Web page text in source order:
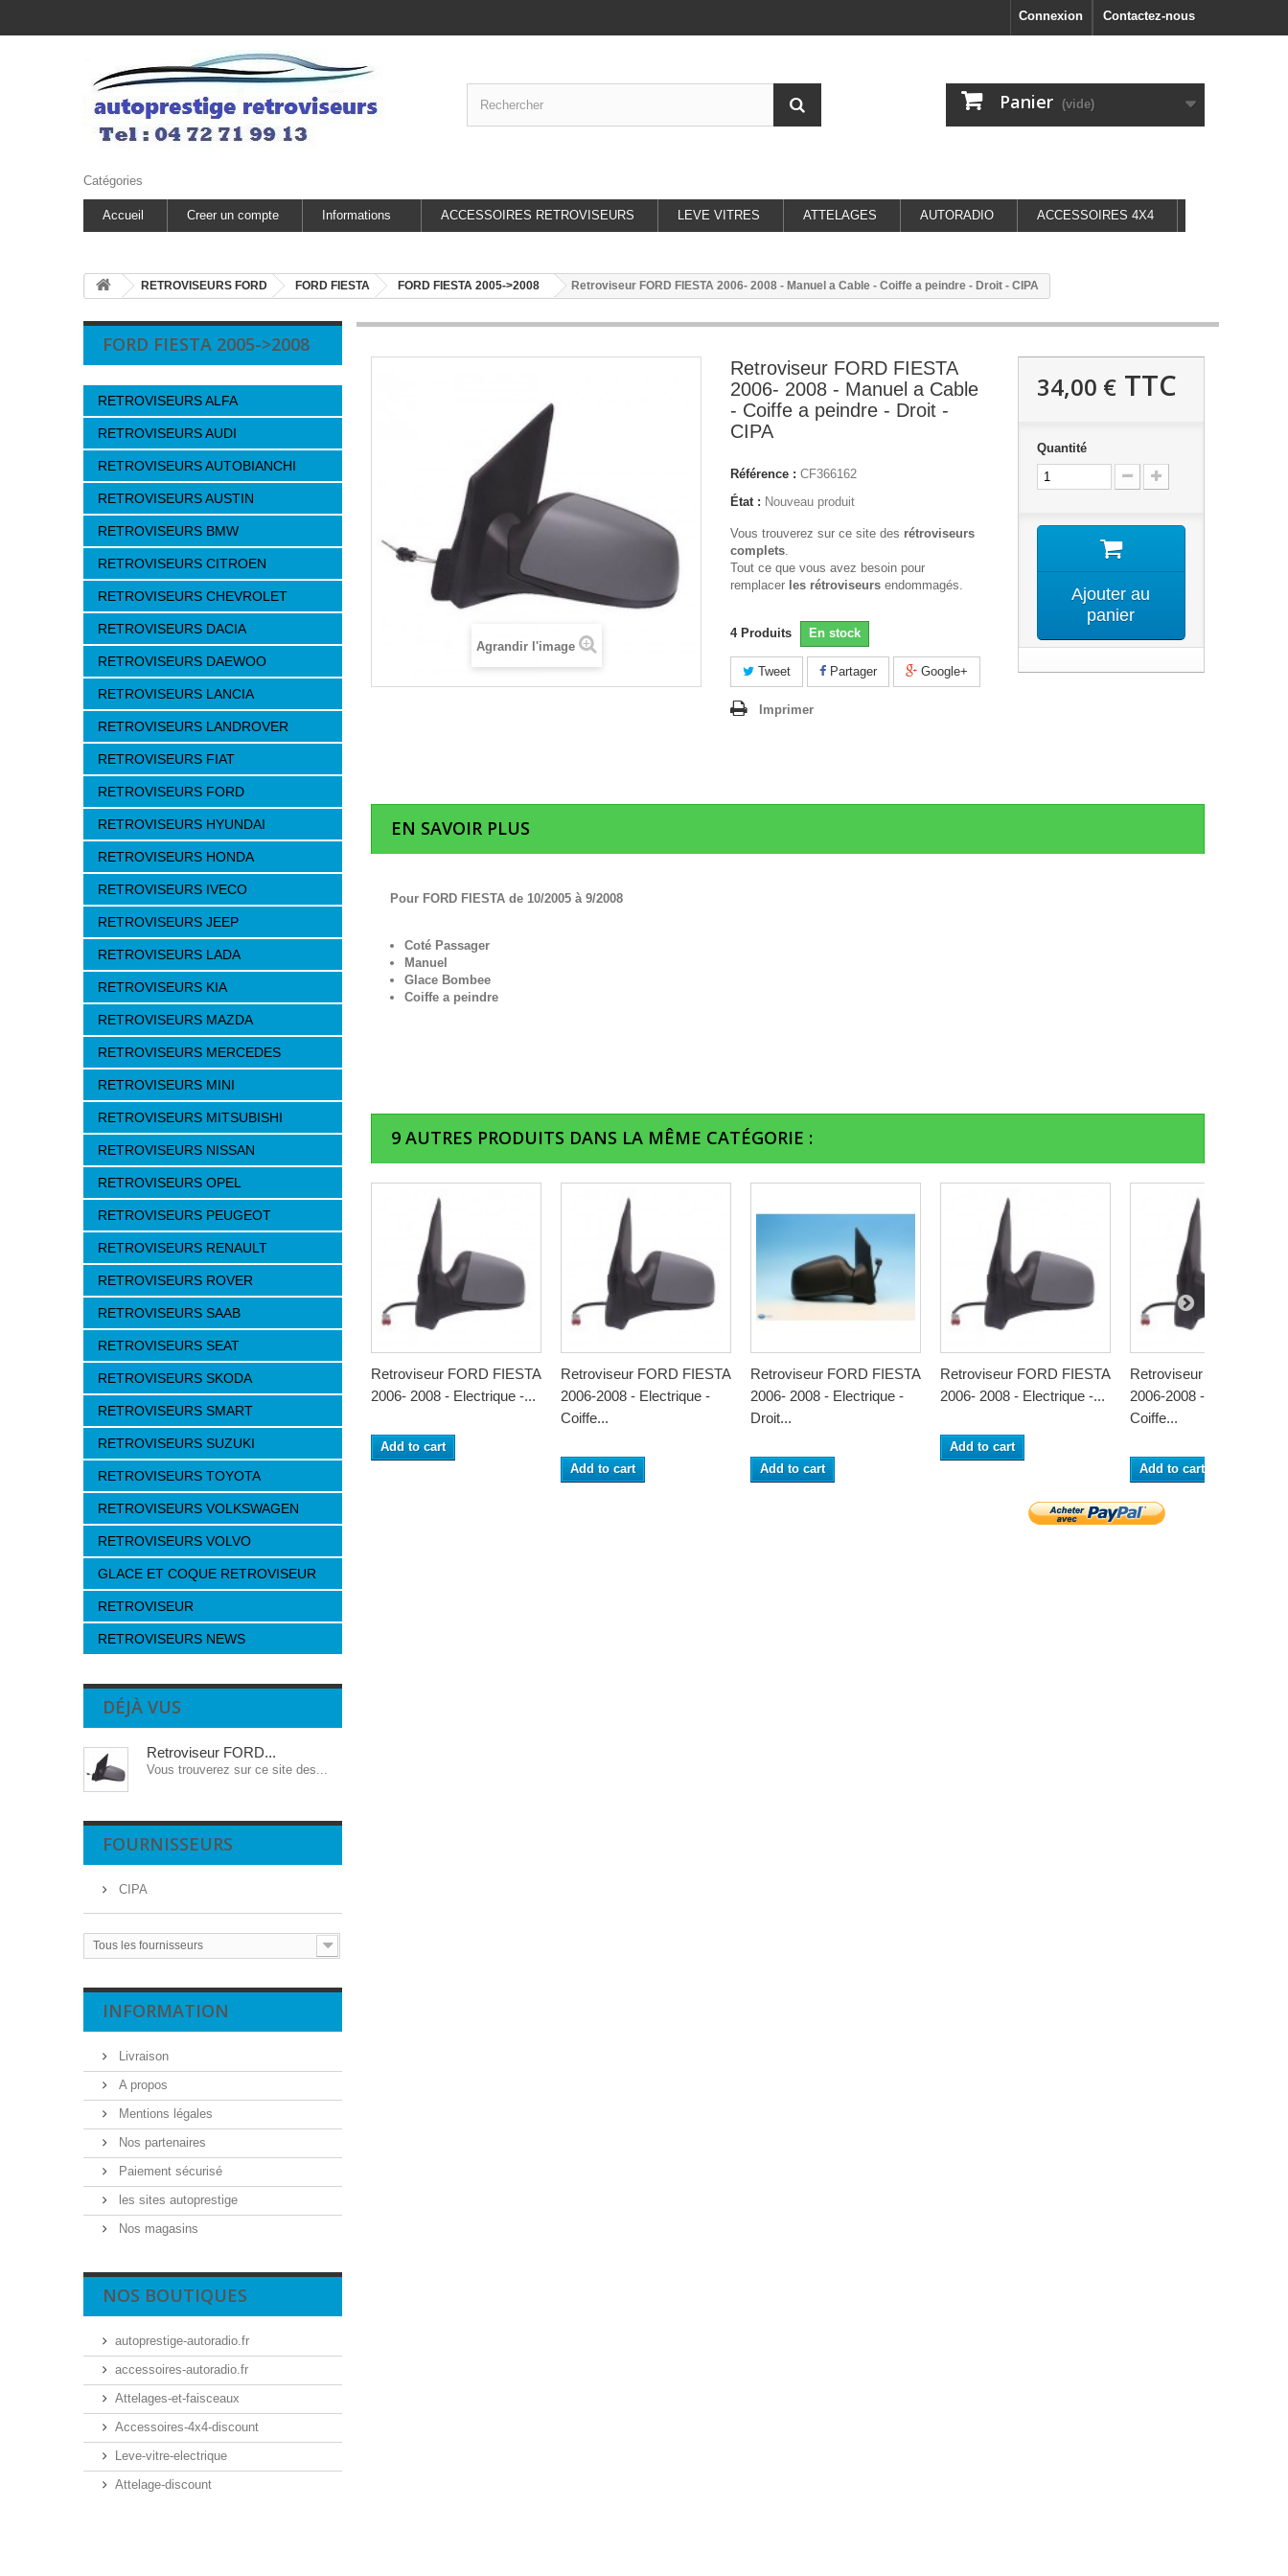
Contactez-nous
Connexion
Panier (vide)
Catégories
Accueil Creer un compte Informations ACCESSOIRES RETROVISEURS LEVE VITRES ATTELAGES AUTORADIO ACCESSOIRES 4X4
RETROVISEURS FORD FORD FIESTA FORD FIESTA 2005->2008 Retroviseur FORD FIESTA 2006- 2008 - Manuel a Cable - Coiffe a peindre - Droit - CIPA
FORD FIESTA 2005->2008
RETROVISEURS ALFA
RETROVISEURS AUDI
RETROVISEURS AUTOBIANCHI
RETROVISEURS AUSTIN
RETROVISEURS BMW
RETROVISEURS CITROEN
RETROVISEURS CHEVROLET
RETROVISEURS DACIA
RETROVISEURS DAEWOO
RETROVISEURS LANCIA
RETROVISEURS LANDROVER
RETROVISEURS FIAT
RETROVISEURS FORD
RETROVISEURS HYUNDAI
RETROVISEURS HONDA
RETROVISEURS IVECO
RETROVISEURS JEEP
RETROVISEURS LADA
RETROVISEURS KIA
RETROVISEURS MAZDA
RETROVISEURS MERCEDES
RETROVISEURS MINI
RETROVISEURS MITSUBISHI
RETROVISEURS NISSAN
RETROVISEURS OPEL
RETROVISEURS PEUGEOT
RETROVISEURS RENAULT
RETROVISEURS ROVER
RETROVISEURS SAAB
RETROVISEURS SEAT
RETROVISEURS SKODA
RETROVISEURS SMART
RETROVISEURS SUZUKI
RETROVISEURS TOYOTA
RETROVISEURS VOLKSWAGEN
RETROVISEURS VOLVO
GLACE ET COQUE RETROVISEUR
RETROVISEUR
RETROVISEURS NEWS
DÉJÀ VUS
Retroviseur FORD...
Vous trouverez sur ce site des...
FOURNISSEURS
CIPA
Tous les fournisseurs
INFORMATION
Livraison
A propos
Mentions légales
Nos partenaires
Paiement sécurisé
les sites autoprestige
Nos magasins
NOS BOUTIQUES
autoprestige-autoradio.fr
accessoires-autoradio.fr
Attelages-et-faisceaux
Accessoires-4x4-discount
Leve-vitre-electrique
Attelage-discount
Agrandir l'image
Retroviseur FORD FIESTA
2006- 2008 - Manuel a Cable
- Coiffe a peindre - Droit -
CIPA
Référence : CF366162
État : Nouveau produit
Vous trouverez sur ce site des rétroviseurs
complets.
Tout ce que vous avez besoin pour
remplacer les rétroviseurs endommagés.
4 Produits En stock
Tweet Partager Google+
Imprimer
34,00 €TTC
Quantité
Ajouter au
panier
EN SAVOIR PLUS
Pour FORD FIESTA de 10/2005 à 9/2008
Coté Passager
Manuel
Glace Bombee
Coiffe a peindre
9 AUTRES PRODUITS DANS LA MÊME CATÉGORIE :
Retroviseur FORD FIESTA
2006- 2008 - Electrique -...
Add to cart
Retroviseur FORD FIESTA
2006-2008 - Electrique -
Coiffe...
Add to cart
Retroviseur FORD FIESTA
2006- 2008 - Electrique -
Droit...
Add to cart
Retroviseur FORD FIESTA
2006- 2008 - Electrique -...
Add to cart
Retroviseur FORD
2006-2008 - Electrique -
Coiffe...
Add to cart